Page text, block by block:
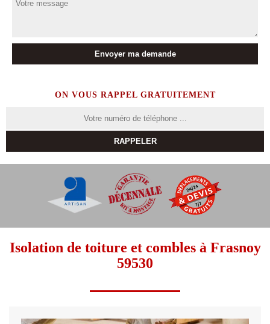
ON VOUS RAPPEL GRATUITEMENT
Isolation de toiture et combles à Frasnoy
59530